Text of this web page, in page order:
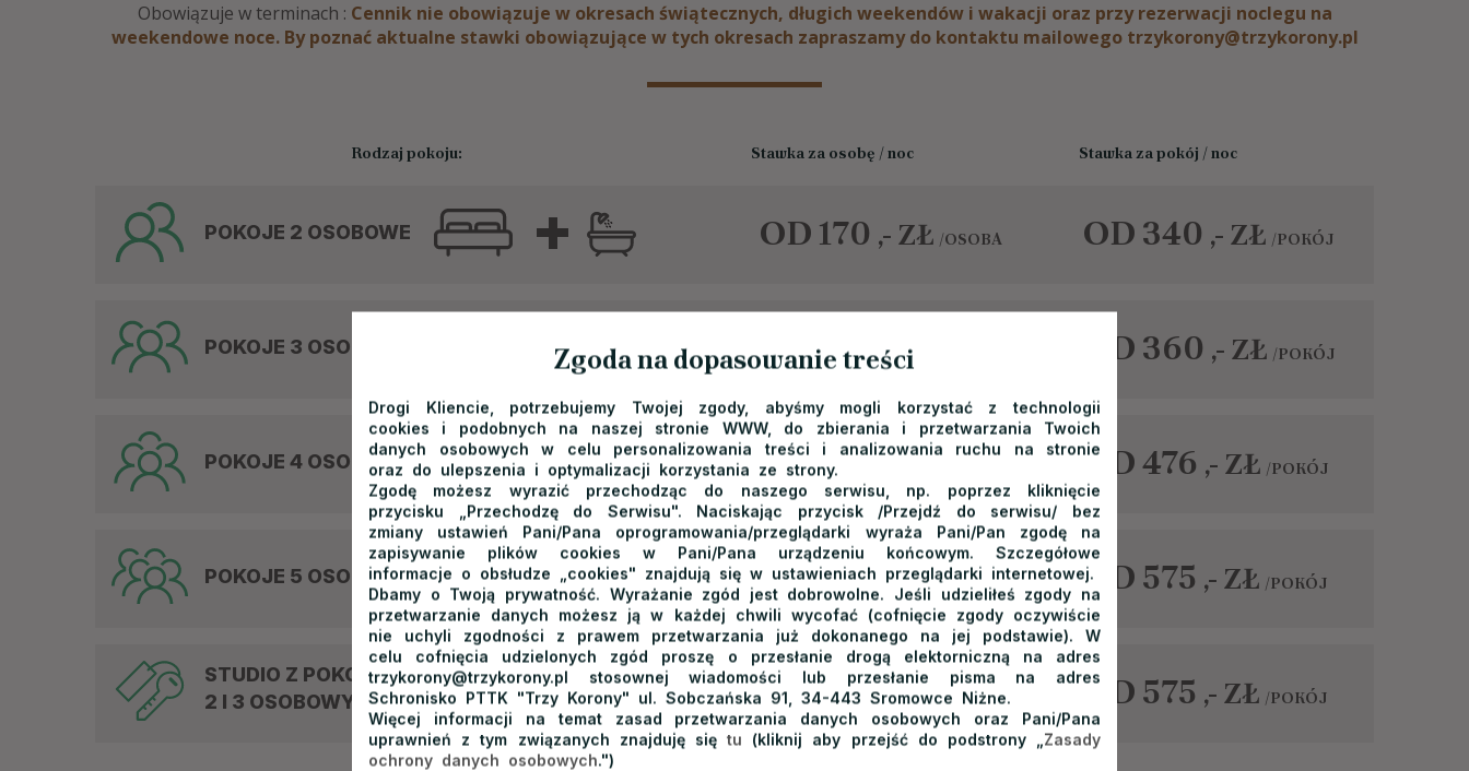
Obowiązuje w terminach : Cennik nie obowiązuje w okresach świątecznych, długich weekendów i wakacji oraz przy rezerwacji noclegu na
weekendowe noce. By poznać aktualne stawki obowiązujące w tych okresach zapraszamy do kontaktu mailowego trzykorony@trzykorony.pl
Rodzaj pokoju: Stawka za osobę / noc Stawka za pokój / noc
POKOJE 2 OSOBOWE + OD 170 ,- ZŁ /OSOBA OD 340 ,- ZŁ /POKÓJ
POKOJE 3 OSOBOWE + OD 120,-ZŁ OD 360 ,- ZŁ /POKÓJ
POKOJE 4 OSOBOWE + OD 119,-ZŁ OD 476 ,- ZŁ /POKÓJ
POKOJE 5 OSOBOWE + OD 115,-ZŁ /OSOBA OD 575 ,- ZŁ /POKÓJ
STUDIO Z POKOJEM
2 I 3 OSOBOWYM
+ OD 115,-ZŁ /OSOBA OD 575 ,- ZŁ /POKÓJ
Zgoda na dopasowanie treści
Drogi Kliencie, potrzebujemy Twojej zgody, abyśmy mogli korzystać z technologii
cookies i podobnych na naszej stronie WWW, do zbierania i przetwarzania Twoich
danych osobowych w celu personalizowania treści i analizowania ruchu na stronie
oraz do ulepszenia i optymalizacji korzystania ze strony.
Zgodę możesz wyrazić przechodząc do naszego serwisu, np. poprzez kliknięcie
przycisku „Przechodzę do Serwisu". Naciskając przycisk /Przejdź do serwisu/ bez
zmiany ustawień Pani/Pana oprogramowania/przeglądarki wyraża Pani/Pan zgodę na
zapisywanie plików cookies w Pani/Pana urządzeniu końcowym. Szczegółowe
informacje o obsłudze „cookies" znajdują się w ustawieniach przeglądarki internetowej.
Dbamy o Twoją prywatność. Wyrażanie zgód jest dobrowolne. Jeśli udzieliłeś zgody na
przetwarzanie danych możesz ją w każdej chwili wycofać (cofnięcie zgody oczywiście
nie uchyli zgodności z prawem przetwarzania już dokonanego na jej podstawie). W
celu cofnięcia udzielonych zgód proszę o przesłanie drogą elektorniczną na adres
trzykorony@trzykorony.pl stosownej wiadomości lub przesłanie pisma na adres
Schronisko PTTK "Trzy Korony" ul. Sobczańska 91, 34-443 Sromowce Niżne.
Więcej informacji na temat zasad przetwarzania danych osobowych oraz Pani/Pana
uprawnień z tym związanych znajduję się tu (kliknij aby przejść do podstrony „Zasady
ochrony danych osobowych.")